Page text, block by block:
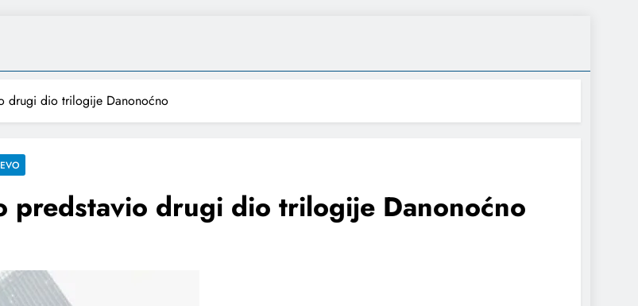
drugi dio trilogije Danonoćno
predstavio drugi dio trilogije Danonoćno